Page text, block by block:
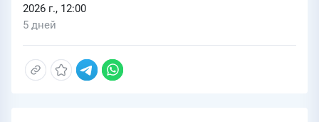
2026 г., 12:00
5 дней